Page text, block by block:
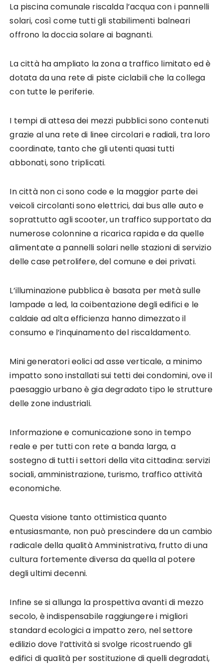
La piscina comunale riscalda l’acqua con i pannelli
solari, così come tutti gli stabilimenti balneari
offrono la doccia solare ai bagnanti.
La città ha ampliato la zona a traffico limitato ed è
dotata da una rete di piste ciclabili che la collega
con tutte le periferie.
I tempi di attesa dei mezzi pubblici sono contenuti
grazie al una rete di linee circolari e radiali, tra loro
coordinate, tanto che gli utenti quasi tutti
abbonati, sono triplicati.
In città non ci sono code e la maggior parte dei
veicoli circolanti sono elettrici, dai bus alle auto e
soprattutto agli scooter, un traffico supportato da
numerose colonnine a ricarica rapida e da quelle
alimentate a pannelli solari nelle stazioni di servizio
delle case petrolifere, del comune e dei privati.
L’illuminazione pubblica è basata per metà sulle
lampade a led, la coibentazione degli edifici e le
caldaie ad alta efficienza hanno dimezzato il
consumo e l’inquinamento del riscaldamento.
Mini generatori eolici ad asse verticale, a minimo
impatto sono installati sui tetti dei condomini, ove il
paesaggio urbano è gia degradato tipo le strutture
delle zone industriali.
Informazione e comunicazione sono in tempo
reale e per tutti con rete a banda larga, a
sostegno di tutti i settori della vita cittadina: servizi
sociali, amministrazione, turismo, traffico attività
economiche.
Questa visione tanto ottimistica quanto
entusiasmante, non può prescindere da un cambio
radicale della qualità Amministrativa, frutto di una
cultura fortemente diversa da quella al potere
degli ultimi decenni.
Infine se si allunga la prospettiva avanti di mezzo
secolo, è indispensabile raggiungere i migliori
standard ecologici a impatto zero, nel settore
edilizio dove l’attività si svolge ricostruendo gli
edifici di qualità per sostituzione di quelli degradati,